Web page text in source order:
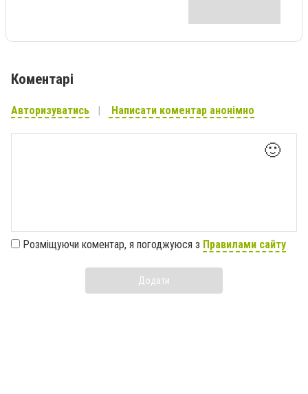
Коментарі
Авторизуватись Написати коментар анонімно
🙂
Розміщуючи коментар, я погоджуюся з Правилами сайту
Додати